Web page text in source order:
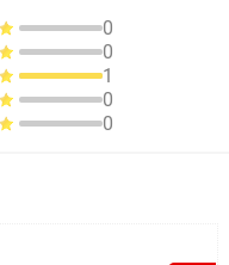
0
0
1
0
0